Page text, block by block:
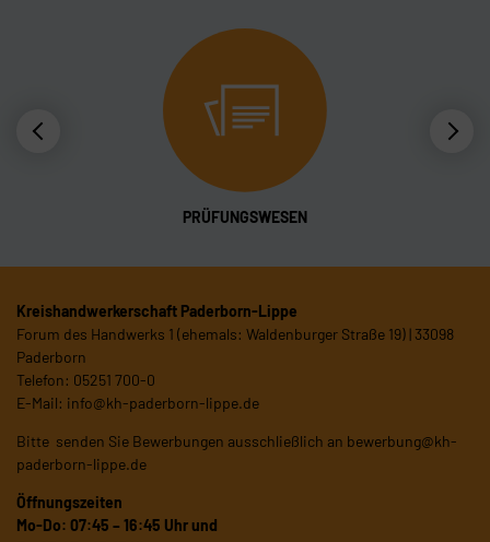
PRÜFUNGSWESEN
Kreishandwerkerschaft Paderborn-Lippe
Forum des Handwerks 1 (ehemals: Waldenburger Straße 19) | 33098
Paderborn
Telefon: 05251 700-0
E-Mail: info@kh-paderborn-lippe.de
Bitte senden Sie Bewerbungen ausschließlich an bewerbung@kh-
paderborn-lippe.de
Öffnungszeiten
Mo-Do: 07:45 – 16:45 Uhr und